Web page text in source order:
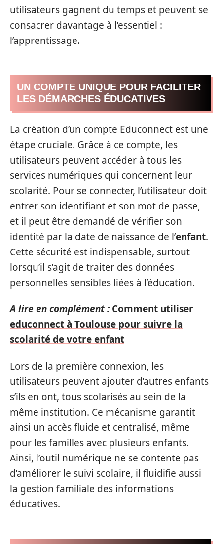
utilisateurs gagnent du temps et peuvent se
consacrer davantage à l’essentiel :
l’apprentissage.
UN COMPTE UNIQUE POUR FACILITER
LES DÉMARCHES ÉDUCATIVES
La création d’un compte Educonnect est une
étape cruciale. Grâce à ce compte, les
utilisateurs peuvent accéder à tous les
services numériques qui concernent leur
scolarité. Pour se connecter, l’utilisateur doit
entrer son identifiant et son mot de passe,
et il peut être demandé de vérifier son
identité par la date de naissance de l’enfant.
Cette sécurité est indispensable, surtout
lorsqu’il s’agit de traiter des données
personnelles sensibles liées à l’éducation.
A lire en complément : Comment utiliser
educonnect à Toulouse pour suivre la
scolarité de votre enfant
Lors de la première connexion, les
utilisateurs peuvent ajouter d’autres enfants
s’ils en ont, tous scolarisés au sein de la
même institution. Ce mécanisme garantit
ainsi un accès fluide et centralisé, même
pour les familles avec plusieurs enfants.
Ainsi, l’outil numérique ne se contente pas
d’améliorer le suivi scolaire, il fluidifie aussi
la gestion familiale des informations
éducatives.